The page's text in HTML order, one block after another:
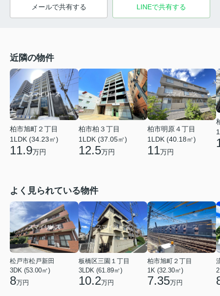
メールで共有する LINEで共有する
近隣の物件
柏市旭町２丁目
1LDK (34.23㎡)
11.9万円
柏市柏３丁目
1LDK (37.05㎡)
12.5万円
柏市明原４丁目
1LDK (40.18㎡)
11万円
よく見られている物件
松戸市松戸新田
3DK (53.00㎡)
8万円
板橋区三園１丁目
3LDK (61.89㎡)
10.2万円
柏市旭町２丁目
1K (32.30㎡)
7.35万円